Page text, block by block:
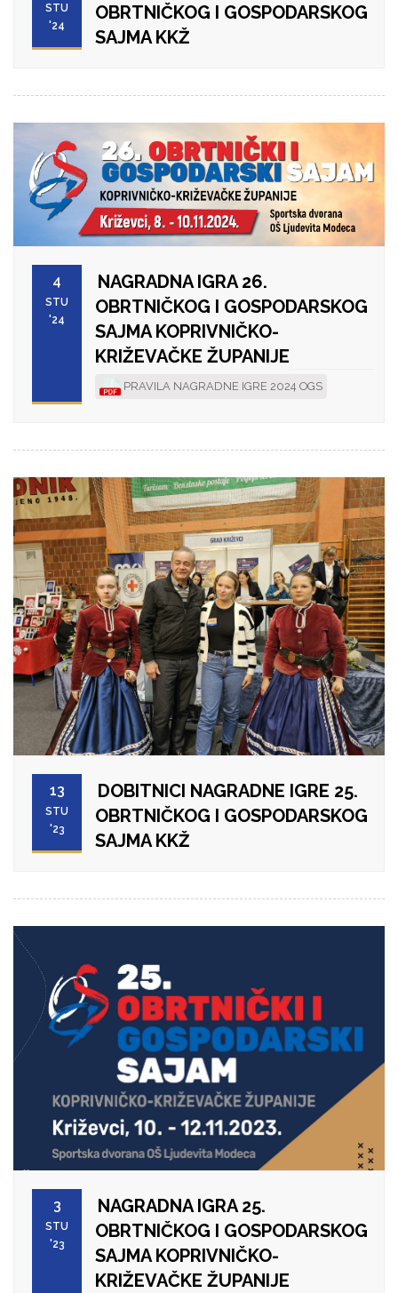
STU
'24
OBRTNIČKOG I GOSPODARSKOG
SAJMA KKŽ
4
STU
'24
NAGRADNA IGRA 26.
OBRTNIČKOG I GOSPODARSKOG
SAJMA KOPRIVNIČKO-
KRIŽEVAČKE ŽUPANIJE
PRAVILA NAGRADNE IGRE 2024 OGS
13
STU
'23
DOBITNICI NAGRADNE IGRE 25.
OBRTNIČKOG I GOSPODARSKOG
SAJMA KKŽ
3
STU
'23
NAGRADNA IGRA 25.
OBRTNIČKOG I GOSPODARSKOG
SAJMA KOPRIVNIČKO-
KRIŽEVAČKE ŽUPANIJE